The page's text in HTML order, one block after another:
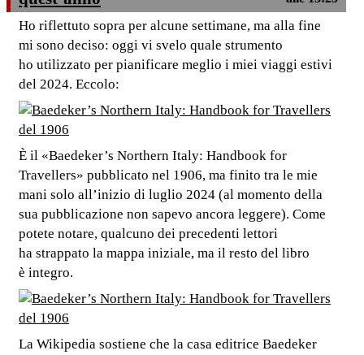
Ho riflettuto sopra per alcune settimane, ma alla fine
mi sono deciso: oggi vi svelo quale strumento
ho utilizzato per pianificare meglio i miei viaggi estivi
del 2024. Eccolo:
È il «Baedeker’s Northern Italy: Handbook for
Travellers» pubblicato nel 1906, ma finito tra le mie
mani solo all’inizio di luglio 2024 (al momento della
sua pubblicazione non sapevo ancora leggere). Come
potete notare, qualcuno dei precedenti lettori
ha strappato la mappa iniziale, ma il resto del libro
è integro.
La Wikipedia sostiene che la casa editrice Baedeker